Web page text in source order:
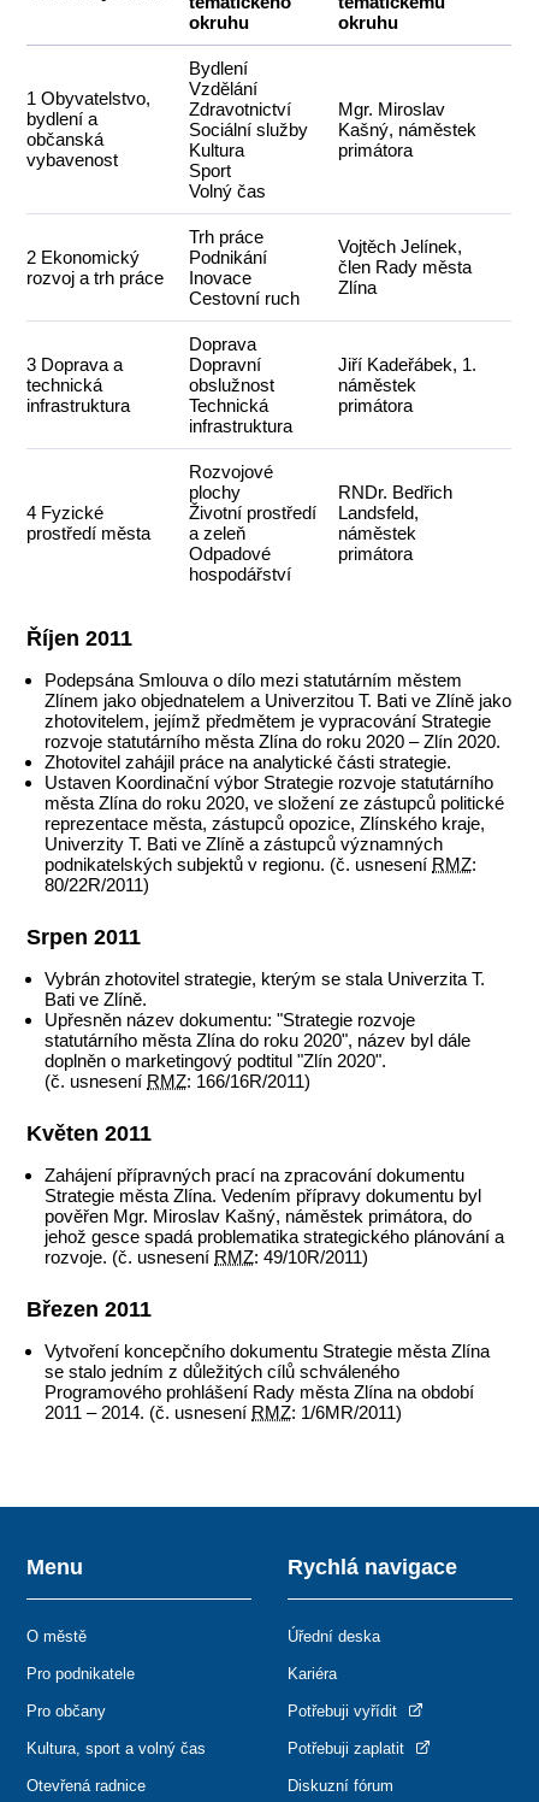
okruhu
okruhu
1 Obyvatelstvo,
bydlení a
občanská
vybavenost
Bydlení
Vzdělání
Zdravotnictví
Sociální služby
Kultura
Sport
Volný čas
Mgr. Miroslav
Kašný, náměstek
primátora
2 Ekonomický
rozvoj a trh práce
Trh práce
Podnikání
Inovace
Cestovní ruch
Vojtěch Jelínek,
člen Rady města
Zlína
3 Doprava a
technická
infrastruktura
Doprava
Dopravní
obslužnost
Technická
infrastruktura
Jiří Kadeřábek, 1.
náměstek
primátora
4 Fyzické
prostředí města
Rozvojové
plochy
Životní prostředí
a zeleň
Odpadové
hospodářství
RNDr. Bedřich
Landsfeld,
náměstek
primátora
Říjen 2011
Podepsána Smlouva o dílo mezi statutárním městem
Zlínem jako objednatelem a Univerzitou T. Bati ve Zlíně jako
zhotovitelem, jejímž předmětem je vypracování Strategie
rozvoje statutárního města Zlína do roku 2020 – Zlín 2020.
Zhotovitel zahájil práce na analytické části strategie.
Ustaven Koordinační výbor Strategie rozvoje statutárního
města Zlína do roku 2020, ve složení ze zástupců politické
reprezentace města, zástupců opozice, Zlínského kraje,
Univerzity T. Bati ve Zlíně a zástupců významných
podnikatelských subjektů v regionu. (č. usnesení RMZ:
80/22R/2011)
Srpen 2011
Vybrán zhotovitel strategie, kterým se stala Univerzita T.
Bati ve Zlíně.
Upřesněn název dokumentu: "Strategie rozvoje
statutárního města Zlína do roku 2020", název byl dále
doplněn o marketingový podtitul "Zlín 2020".
(č. usnesení RMZ: 166/16R/2011)
Květen 2011
Zahájení přípravných prací na zpracování dokumentu
Strategie města Zlína. Vedením přípravy dokumentu byl
pověřen Mgr. Miroslav Kašný, náměstek primátora, do
jehož gesce spadá problematika strategického plánování a
rozvoje. (č. usnesení RMZ: 49/10R/2011)
Březen 2011
Vytvoření koncepčního dokumentu Strategie města Zlína
se stalo jedním z důležitých cílů schváleného
Programového prohlášení Rady města Zlína na období
2011 – 2014. (č. usnesení RMZ: 1/6MR/2011)
Menu
O městě
Pro podnikatele
Pro občany
Kultura, sport a volný čas
Otevřená radnice
Rychlá navigace
Úřední deska
Kariéra
Potřebuji vyřídit
Potřebuji zaplatit
Diskuzní fórum